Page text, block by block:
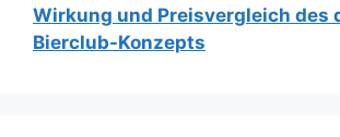
Wirkung und Preisvergleich des
Bierclub-Konzepts